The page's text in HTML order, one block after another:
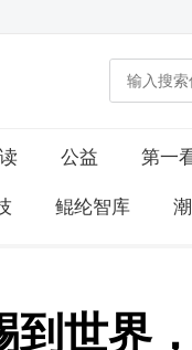
公益 第一
鲲纶智库
到世界